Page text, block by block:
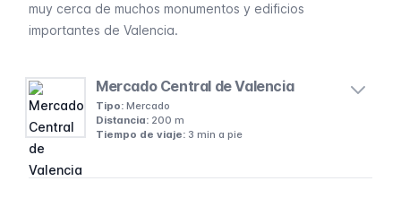
muy cerca de muchos monumentos y edificios
importantes de Valencia.
Mercado Central de Valencia
Tipo: Mercado
Distancia: 200 m
Tiempo de viaje: 3 min a pie